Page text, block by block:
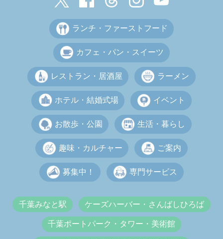
ランチ・ファーストフード
カフェ・パン・スイーツ
レストラン・居酒屋 ラーメン
ホテル・結婚式場 イベント
お散歩・公園 生活・暮らし
趣味・カルチャー ご案内
募集中！ 専門サービス
千葉みなと駅 ケーズハーバー・さんばしひろば
千葉ポートパーク・タワー・美術館